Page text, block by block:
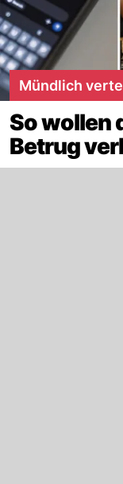
Mündlich
So wollen
Betrug